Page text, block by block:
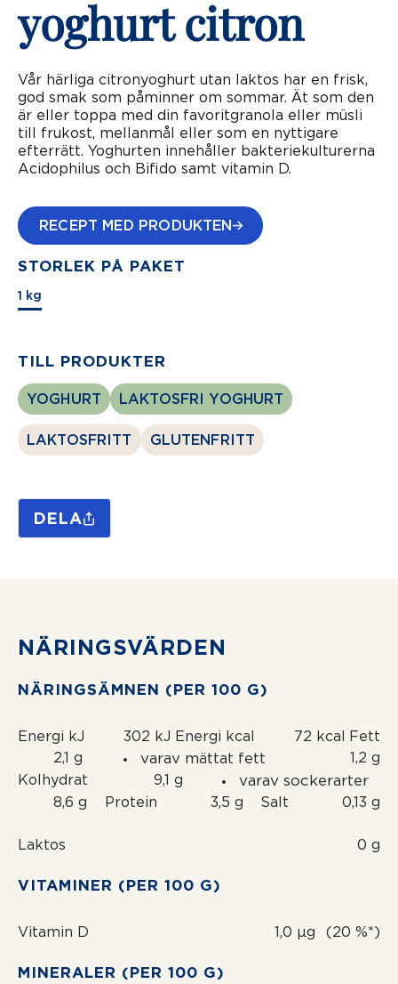
yoghurt citron
Vår härliga citronyoghurt utan laktos har en frisk,
god smak som påminner om sommar. Ät som den
är eller toppa med din favoritgranola eller müsli
till frukost, mellanmål eller som en nyttigare
efterrätt. Yoghurten innehåller bakteriekulturerna
Acidophilus och Bifido samt vitamin D.
RECEPT MED PRODUKTEN
STORLEK PÅ PAKET
1 kg
TILL PRODUKTER
YOGHURT LAKTOSFRI YOGHURT
LAKTOSFRITT GLUTENFRITT
DELA
NÄRINGSVÄRDEN
NÄRINGSÄMNEN (PER 100 G)
Energi kJ 302 kJ Energi kcal 72 kcal Fett
2,1 g
varav mättat fett
1,2 g
Kolhydrat
9,1 g varav sockerarter
8,6 g Protein 3,5 g Salt 0,13 g
Laktos 0 g
VITAMINER (PER 100 G)
Vitamin D 1,0 µg (20 %*)
MINERALER (PER 100 G)